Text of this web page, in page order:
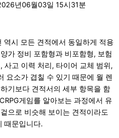
년06월03일 15시31분
역시 모든 견적에서 동일하게 적용
가 정비 포함형과 비포함형, 보험
사고 이력 처리, 타이어 교체 범위,
요소가 겹칠 수 있기 때문에 월 렌
기보다 견적서의 세부 항목을 함
게임를 알아보는 과정에서 유
으로 비슷해 보이는 견적이라도
때문입니다.